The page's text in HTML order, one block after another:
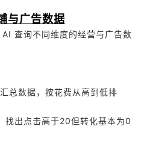
与广告数据
查询不同维度的经营与广告数
总数据，按花费从高到低排
找出点击高于20但转化基本为0